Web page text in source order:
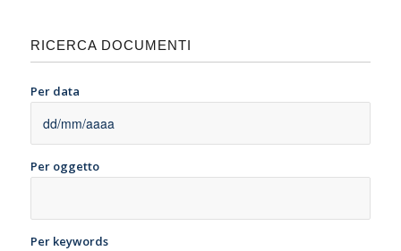
RICERCA DOCUMENTI
Per data
Per oggetto
Per keywords